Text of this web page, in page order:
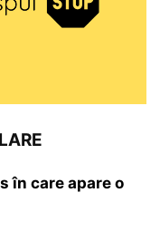
în care apare o